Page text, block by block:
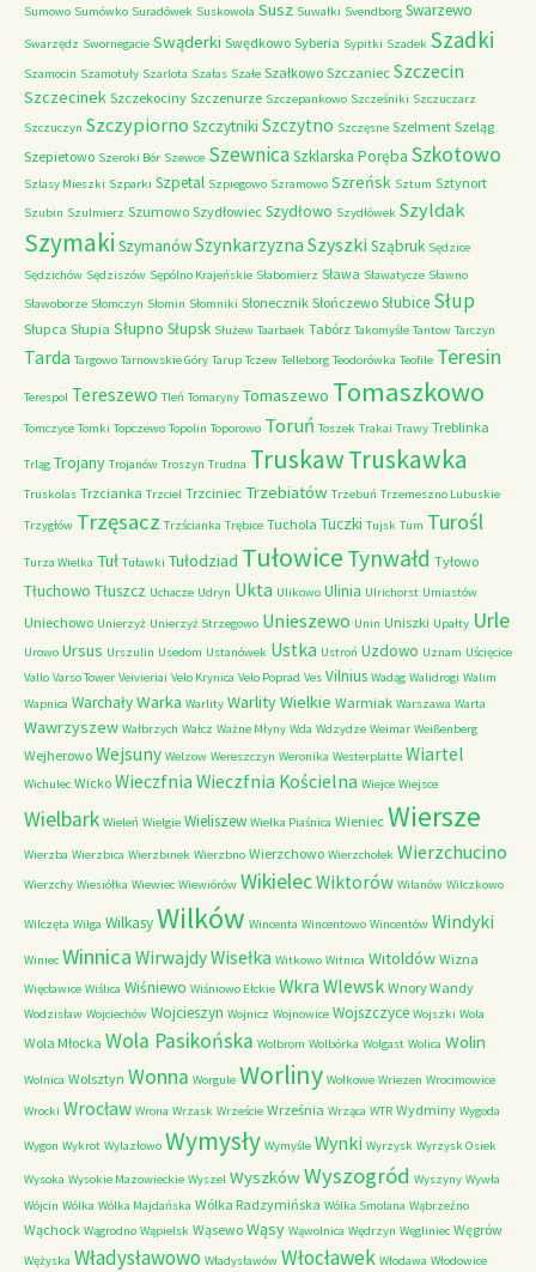
Sumowo Sumówko Suradówek Suskowola Susz Suwałki Svendborg Swarzewo
Swarzędz Swornegacie Swąderki Swędkowo Syberia Sypitki Szadek Szadki
Szamocin Szamotuły Szarlota Szałas Szałe Szałkowo Szczaniec Szczecin
Szczecinek Szczekociny Szczenurze Szczepankowo Szcześniki Szczuczarz
Szczuczyn Szczypiorno Szczytniki Szczytno Szczęsne Szelment Szeląg
Szepietowo Szeroki Bór Szewce SzewnicaSzklarska Poręba Szkotowo
Szlasy Mieszki Szparki Szpetal Szpiegowo Szramowo Szreńsk Sztum Sztynort
Szubin Szulmierz Szumowo Szydłowiec Szydłowo Szydłówek Szyldak
Szymaki SzymanówSzynkarzyzna Szyszki Sząbruk Sędzice
Sędzichów Sędziszów Sępólno Krajeńskie Słabomierz Sława Sławatycze Sławno
Sławoborze Słomczyn Słomin Słomniki Słonecznik Słończewo Słubice Słup
Słupca Słupia Słupno Słupsk Służew Taarbaek Tabórz Takomyśle Tantow Tarczyn
Tarda Targowo Tarnowskie Góry Tarup Tczew Telleborg Teodorówka Teofile Teresin
Terespol Tereszewo Tleń Tomaryny Tomaszewo Tomaszkowo
Tomczyce Tomki Topczewo Topolin Toporowo Toruń Toszek Trakai Trawy Treblinka
Trląg Trojany Trojanów Troszyn Trudna TruskawTruskawka
Truskolas Trzcianka Trzciel Trzciniec Trzebiatów Trzebuń Trzemeszno Lubuskie
Trzygłów Trzęsacz Trzścianka Trębice Tuchola Tuczki Tujsk Tum Turośl
Turza Wielka Tuł Tuławki Tułodziad Tułowice Tynwałd Tyłowo
Tłuchowo Tłuszcz Uchacze Udryn Ukta Ulikowo Ulinia Ulrichorst Umiastów
Uniechowo Unierzyż Unierzyż Strzegowo Unieszewo Unin Uniszki Upałty Urle
Urowo Ursus Urszulin Usedom Ustanówek Ustka Ustroń Uzdowo Uznam Uścięcice
Vallo Varso Tower Veivieriai Velo Krynica Velo Poprad Ves Vilnius Wadąg Walidrogi Walim
Wapnica WarchałyWarka Warlity Warlity Wielkie Warmiak Warszawa Warta
Wawrzyszew Wałbrzych Wałcz Ważne Młyny Wda Wdzydze Weimar Weißenberg
Wejherowo Wejsuny Welzow Wereszczyn Weronika Westerplatte Wiartel
Wichulec Wicko Wieczfnia Wieczfnia Kościelna Wiejce Wiejsce
Wielbark Wieleń Wielgie Wieliszew Wielka Piaśnica Wieniec Wiersze
Wierzba Wierzbica Wierzbinek Wierzbno Wierzchowo Wierzchołek Wierzchucino
Wierzchy Wiesiółka Wiewiec Wiewiórów WikielecWiktorów Wilanów Wilczkowo
Wilczęta Wilga WilkasyWilków Wincenta Wincentowo Wincentów Windyki
Winiec Winnica WirwajdyWisełka Witkowo Witnica Witoldów Wizna
Więcławice Wiślica Wiśniewo Wiśniowo Ełckie Wkra Wlewsk Wnory Wandy
Wodzisław Wojciechów Wojcieszyn Wojnicz Wojnowice Wojszczyce Wojszki Wola
Wola Młocka Wola Pasikońska Wolbrom Wolbórka Wolgast Wolica Wolin
Wolnica Wolsztyn Wonna Worgule Worliny Wołkowe Wriezen Wrocimowice
Wrocki Wrocław Wrona Wrzask Wrzeście Września Wrząca WTR Wydminy Wygoda
Wygon Wykrot Wylazłowo Wymysły Wymyśle Wynki Wyrzysk Wyrzysk Osiek
Wysoka Wysokie Mazowieckie Wyszel WyszkówWyszogród Wyszyny Wywła
Wójcin Wólka Wólka Majdańska Wólka Radzymińska Wólka Smolana Wąbrzeźno
Wąchock Wągrodno Wąpielsk Wąsewo Wąsy Wąwolnica Wędrzyn Węgliniec Węgrów
Wężyska Władysławowo Władysławów Włocławek Włodawa Włodowice